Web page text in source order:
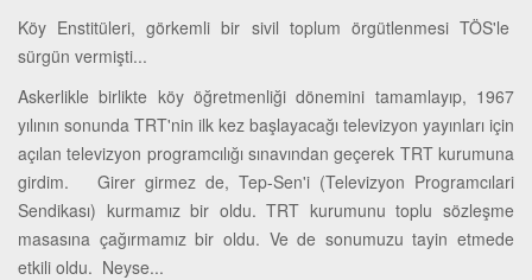
Köy Enstitüleri, görkemli bir sivil toplum örgütlenmesi TÖS'le
sürgün vermişti...
Askerlikle birlikte köy öğretmenliği dönemini tamamlayıp, 1967
yılının sonunda TRT'nin ilk kez başlayacağı televizyon yayınları için
açılan televizyon programcılığı sınavından geçerek TRT kurumuna
girdim. Girer girmez de, Tep-Sen'i (Televizyon Programcılari
Sendikası) kurmamız bir oldu. TRT kurumunu toplu sözleşme
masasına çağırmamız bir oldu. Ve de sonumuzu tayin etmede
etkili oldu. Neyse...